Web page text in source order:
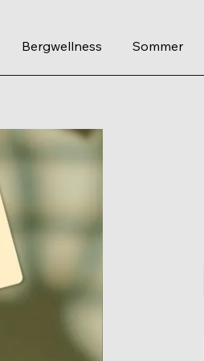
Bergwellness Sommer